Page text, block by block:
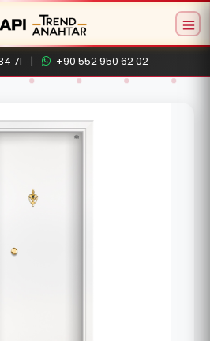
71 | +90 552 950 62 02
için ürün adı veya model